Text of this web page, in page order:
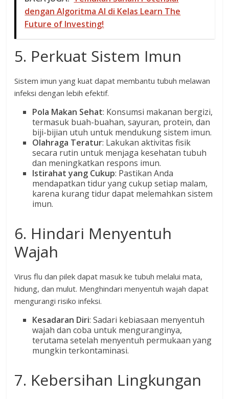
dengan Algoritma AI di Kelas Learn The
Future of Investing!
5. Perkuat Sistem Imun
Sistem imun yang kuat dapat membantu tubuh melawan
infeksi dengan lebih efektif.
Pola Makan Sehat: Konsumsi makanan bergizi,
termasuk buah-buahan, sayuran, protein, dan
biji-bijian utuh untuk mendukung sistem imun.
Olahraga Teratur: Lakukan aktivitas fisik
secara rutin untuk menjaga kesehatan tubuh
dan meningkatkan respons imun.
Istirahat yang Cukup: Pastikan Anda
mendapatkan tidur yang cukup setiap malam,
karena kurang tidur dapat melemahkan sistem
imun.
6. Hindari Menyentuh
Wajah
Virus flu dan pilek dapat masuk ke tubuh melalui mata,
hidung, dan mulut. Menghindari menyentuh wajah dapat
mengurangi risiko infeksi.
Kesadaran Diri: Sadari kebiasaan menyentuh
wajah dan coba untuk menguranginya,
terutama setelah menyentuh permukaan yang
mungkin terkontaminasi.
7. Kebersihan Lingkungan